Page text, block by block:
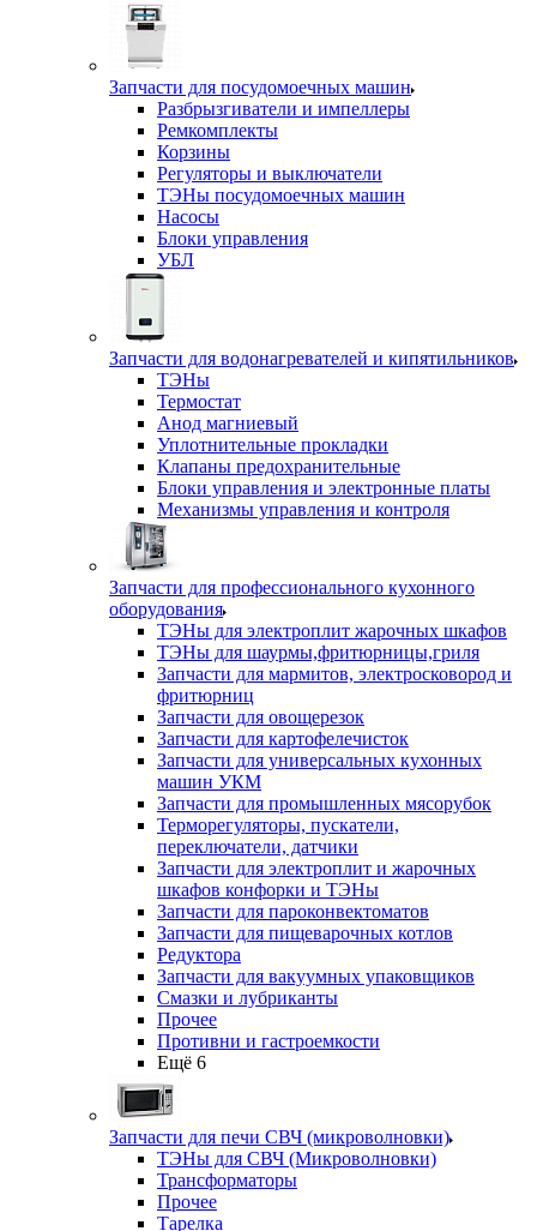
Запчасти для посудомоечных машин
Разбрызгиватели и импеллеры
Ремкомплекты
Корзины
Регуляторы и выключатели
ТЭНы посудомоечных машин
Насосы
Блоки управления
УБЛ
Запчасти для водонагревателей и кипятильников
ТЭНы
Термостат
Анод магниевый
Уплотнительные прокладки
Клапаны предохранительные
Блоки управления и электронные платы
Механизмы управления и контроля
Запчасти для профессионального кухонного
оборудования
ТЭНы для электроплит жарочных шкафов
ТЭНы для шаурмы,фритюрницы,гриля
Запчасти для мармитов, электросковород и
фритюрниц
Запчасти для овощерезок
Запчасти для картофелечисток
Запчасти для универсальных кухонных
машин УКМ
Запчасти для промышленных мясорубок
Терморегуляторы, пускатели,
переключатели, датчики
Запчасти для электроплит и жарочных
шкафов конфорки и ТЭНы
Запчасти для пароконвектоматов
Запчасти для пищеварочных котлов
Редуктора
Запчасти для вакуумных упаковщиков
Смазки и лубриканты
Прочее
Противни и гастроемкости
Ещё 6
Запчасти для печи СВЧ (микроволновки)
ТЭНы для СВЧ (Микроволновки)
Трансформаторы
Прочее
Тарелка